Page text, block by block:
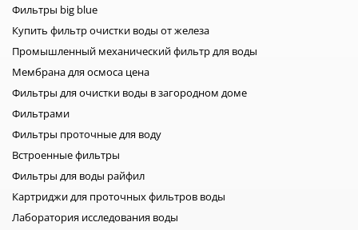
Фильтры big blue
Купить фильтр очистки воды от железа
Промышленный механический фильтр для воды
Мембрана для осмоса цена
Фильтры для очистки воды в загородном доме
Фильтрами
Фильтры проточные для воду
Встроенные фильтры
Фильтры для воды райфил
Картриджи для проточных фильтров воды
Лаборатория исследования воды